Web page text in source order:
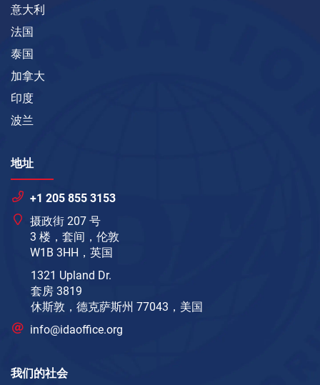
意大利
法国
泰国
加拿大
印度
波兰
地址
+1 205 855 3153
摄政街 207 号
3 楼，套间，伦敦
W1B 3HH，英国
1321 Upland Dr.
套房 3819
休斯敦，德克萨斯州 77043，美国
info@idaoffice.org
我们的社会